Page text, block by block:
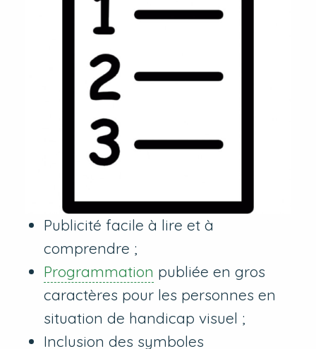
Publicité facile à lire et à
comprendre ;
Programmation publiée en gros
caractères pour les personnes en
situation de handicap visuel ;
Inclusion des symboles